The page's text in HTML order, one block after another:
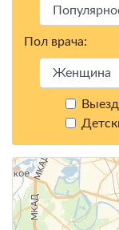
Пол врача: